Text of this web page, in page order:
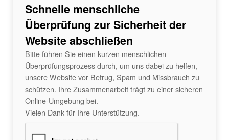
Schnelle menschliche
Überprüfung zur Sicherheit der
Website abschließen
Bitte führen Sie einen kurzen menschlichen
Überprüfungsprozess durch, um uns dabei zu helfen,
unsere Website vor Betrug, Spam und Missbrauch zu
schützen. Ihre Zusammenarbeit trägt zu einer sicheren
Online-Umgebung bei.
Vielen Dank für Ihre Unterstützung.